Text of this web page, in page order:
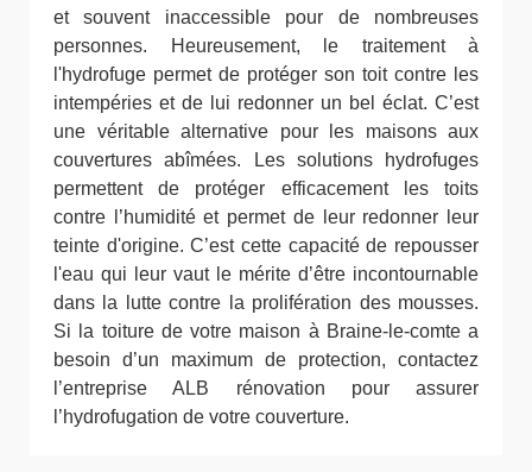
et souvent inaccessible pour de nombreuses
personnes. Heureusement, le traitement à
l'hydrofuge permet de protéger son toit contre les
intempéries et de lui redonner un bel éclat. C’est
une véritable alternative pour les maisons aux
couvertures abîmées. Les solutions hydrofuges
permettent de protéger efficacement les toits
contre l’humidité et permet de leur redonner leur
teinte d'origine. C’est cette capacité de repousser
l'eau qui leur vaut le mérite d’être incontournable
dans la lutte contre la prolifération des mousses.
Si la toiture de votre maison à Braine-le-comte a
besoin d’un maximum de protection, contactez
l’entreprise ALB rénovation pour assurer
l’hydrofugation de votre couverture.